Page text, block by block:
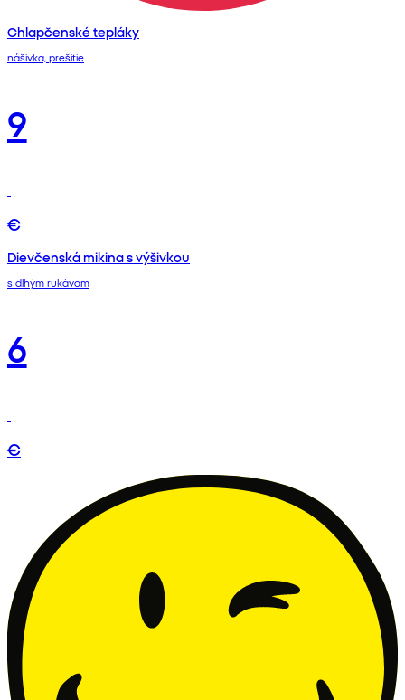
Chlapčenské tepláky
nášivka, prešitie
9
€
Dievčenská mikina s výšivkou
s dlhým rukávom
6
€